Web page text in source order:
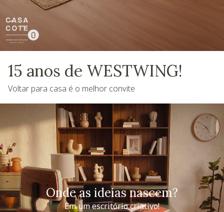
15 anos de WESTWING!
Voltar para casa é o melhor convite
Onde as ideias nascem?
Em um escritório criativo!